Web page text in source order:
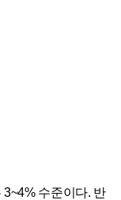
수준이다. 반